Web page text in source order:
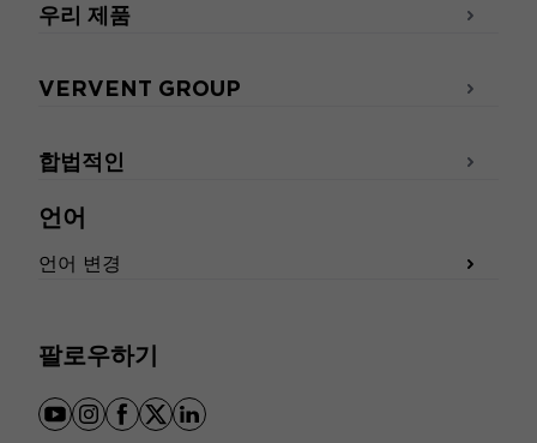
언어
언어 변경
팔로우하기
youtube
instagram
facebook
x linkedin
우리 제품
VERVENT GROUP
합법적인